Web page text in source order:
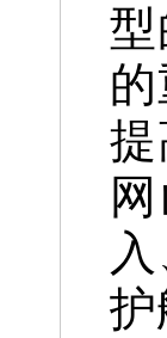
护